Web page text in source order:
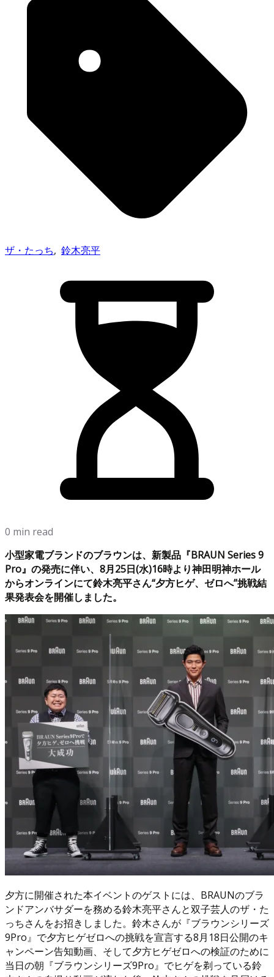
ザ・たっち, 鈴木亮平
0 min read
小型家電ブランドのブラウンは、新製品『BRAUN Series 9
Pro』の発売に伴い、8月25日(水)16時より神田明神ホール
からオンラインにて鈴木亮平さん“夕方ヒゲ、ゼロへ”挑戦結
果発表会を開催しました。
夕方に開催された本イベントのゲストには、BRAUNのブラ
ンドアンバサダーを務める鈴木亮平さんと双子芸人のザ・た
っちさんをお招きしました。鈴木さんが『ブラウンシリーズ
9Pro』で夕方ヒゲゼロへの挑戦を宣言する8月18日公開のキ
ャンペーン告知動画、そして夕方ヒゲゼロへの検証のために
当日の朝『ブラウンシリーズ9Pro』でヒゲを剃っている鈴